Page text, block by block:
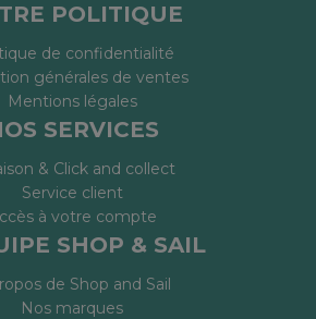
POLITIQUE
de confidentialité
générales de ventes
Mentions légales
SERVICES
& Click and collect
Service client
à votre compte
SHOP & SAIL
de Shop and Sail
Nos marques